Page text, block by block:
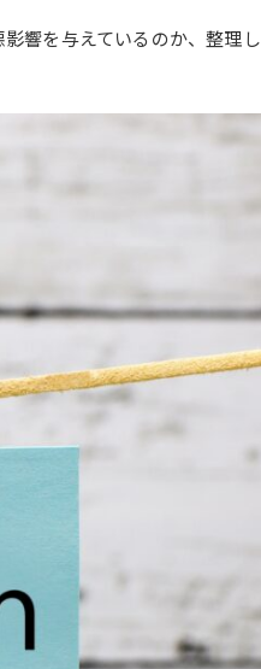
響を与えているのか、整理し